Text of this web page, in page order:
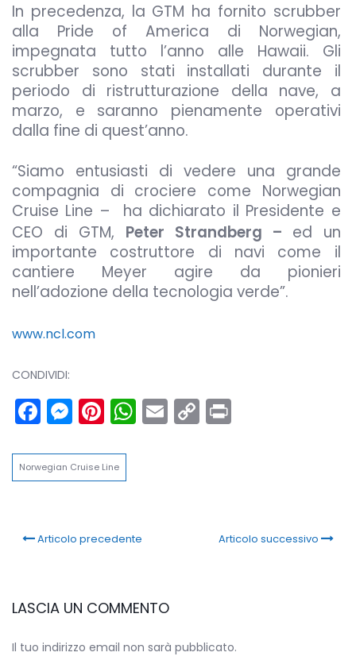
In precedenza, la GTM ha fornito scrubber
alla Pride of America di Norwegian,
impegnata tutto l’anno alle Hawaii. Gli
scrubber sono stati installati durante il
periodo di ristrutturazione della nave, a
marzo, e saranno pienamente operativi
dalla fine di quest’anno.
“Siamo entusiasti di vedere una grande
compagnia di crociere come Norwegian
Cruise Line – ha dichiarato il Presidente e
CEO di GTM, Peter Strandberg – ed un
importante costruttore di navi come il
cantiere Meyer agire da pionieri
nell’adozione della tecnologia verde”.
www.ncl.com
CONDIVIDI:
Facebook
Messenger
Pinterest
WhatsApp
Email
Copy
Norwegian Cruise Line
Articolo precedente Articolo successivo
LASCIA UN COMMENTO
Il tuo indirizzo email non sarà pubblicato.